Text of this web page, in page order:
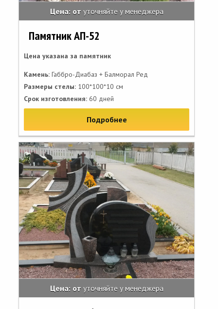
Цена: от уточняйте у менеджера
Памятник АП-52
Цена указана за памятник
Камень: Габбро-Диабаз + Балморал Ред
Размеры стелы: 100*100*10 см
Срок изготовления: 60 дней
Подробнее
Цена: от уточняйте у менеджера